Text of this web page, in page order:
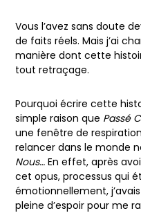
Vous l’avez sans doute
de faits réels. Mais j’ai
manière dont cette
tout retraçage.
Pourquoi écrire cette
simple raison que Passé
une fenêtre de
relancer dans le monde
Nous… En effet, après
cet opus, processus qui
émotionnellement,
pleine d’espoir pour me